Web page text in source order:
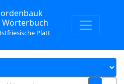
Wörterbuch
Platt